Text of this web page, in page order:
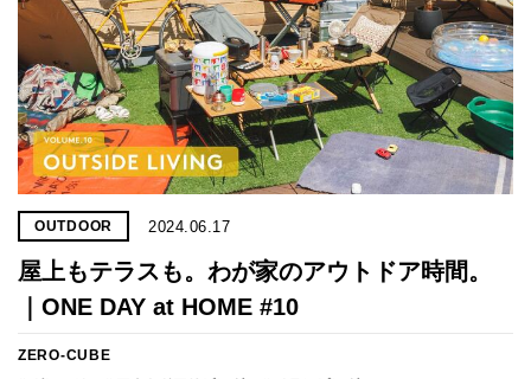
OUTDOOR 2024.06.17
屋上もテラスも。わが家のアウトドア時間。
｜ONE DAY at HOME #10
ZERO-CUBE